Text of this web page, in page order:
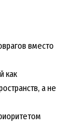
вместо
как
а не